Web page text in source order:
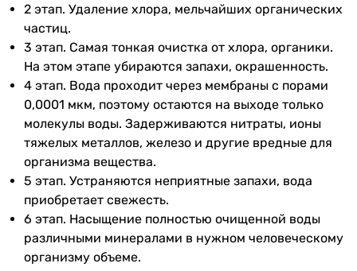
Количество
мембранных
элементов
1 шт
Производительность 12 л/час
Температура
входящей воды
4 °C, 30 °C
Класс фильтра
Давление воды
в системе
хороший напор (больше 3 бар)
Периодичность замены
2 этап. Удаление хлора, мельчайших органических
частиц.
3 этап. Самая тонкая очистка от хлора, органики.
На этом этапе убираются запахи, окрашенность.
4 этап. Вода проходит через мембраны с порами
0,0001 мкм, поэтому остаются на выходе только
молекулы воды. Задерживаются нитраты, ионы
тяжелых металлов, железо и другие вредные для
организма вещества.
5 этап. Устраняются неприятные запахи, вода
приобретает свежесть.
6 этап. Насыщение полностью очищенной воды
различными минералами в нужном человеческому
организму объеме.